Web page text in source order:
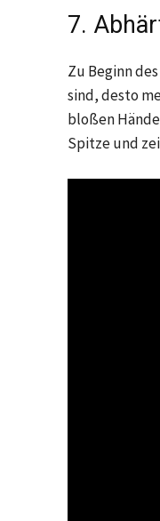
7.
Zu Beginn
sind, desto
bloßen
Spitze und